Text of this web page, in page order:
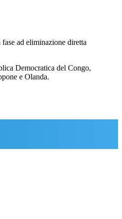
ad eliminazione diretta
Democratica del Congo,
e Olanda.